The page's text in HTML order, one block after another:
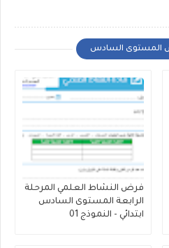
المستوى السادس
فرض النشاط العلمي المرحلة
الرابعة المستوى السادس
ابتدائي - النموذج 01